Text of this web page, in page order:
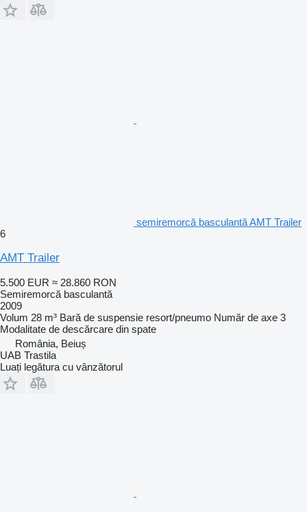
semiremorcă basculantă AMT Trailer
6
AMT Trailer
5.500 EUR ≈ 28.860 RON
Semiremorcă basculantă
2009
Volum 28 m³ Bară de suspensie resort/pneumo Număr de axe 3
Modalitate de descărcare din spate
România, Beiuș
UAB Trastila
Luați legătura cu vânzătorul